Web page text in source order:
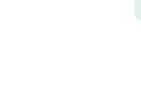
其中包含一條
站在兩條懸臂式
它由高架索道
歲以上兒童，